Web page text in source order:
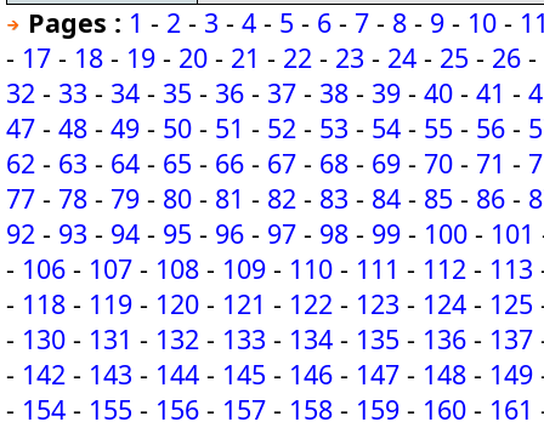
Pages : 1 - 2 - 3 - 4 - 5 - 6 - 7 - 8 - 9 - 10 -
- 17 - 18 - 19 - 20 - 21 - 22 - 23 - 24 - 25 - 26 -
32 - 33 - 34 - 35 - 36 - 37 - 38 - 39 - 40 - 41 -
47 - 48 - 49 - 50 - 51 - 52 - 53 - 54 - 55 - 56 -
62 - 63 - 64 - 65 - 66 - 67 - 68 - 69 - 70 - 71 -
77 - 78 - 79 - 80 - 81 - 82 - 83 - 84 - 85 - 86 -
92 - 93 - 94 - 95 - 96 - 97 - 98 - 99 - 100 - 101
- 106 - 107 - 108 - 109 - 110 - 111 - 112 - 113
- 118 - 119 - 120 - 121 - 122 - 123 - 124 - 125
- 130 - 131 - 132 - 133 - 134 - 135 - 136 - 137
- 142 - 143 - 144 - 145 - 146 - 147 - 148 - 149
- 154 - 155 - 156 - 157 - 158 - 159 - 160 - 161